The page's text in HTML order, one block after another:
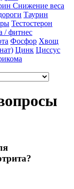
Снижение веса
Таурин
Тестостерон
/ фитнес
Фосфор Хвощ
Цинк Циссус